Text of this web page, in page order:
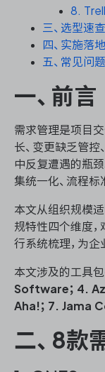
服务台和工单管
IPD 研发管理
ASPICE 研发管理
ONES 资讯
ONES 资讯
8.
三、选型速
四、实施落
五、常见问题
一、前言
需求管理是项目
长、变更缺乏管控
中反复遭遇的瓶
集统一化、流程标
本文从组织规模适
规特性四个维度
行系统梳理，为企
本文涉及的工具包
Software；4.
Aha!；7. Jama
二、8款